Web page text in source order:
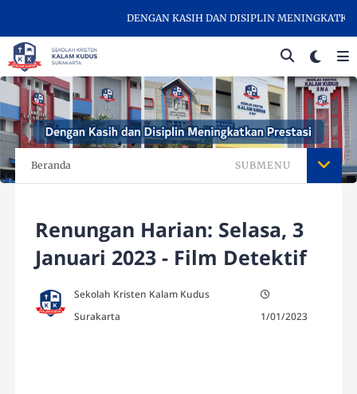
DENGAN KASIH DAN DISIPLIN MENINGKATKAN
Beranda SUBMENU
Renungan Harian: Selasa, 3
Januari 2023 - Film Detektif
Sekolah Kristen Kalam Kudus
Surakarta
1/01/2023